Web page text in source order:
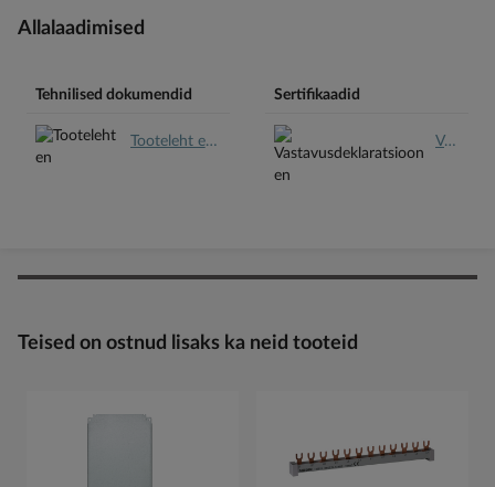
Allalaadimised
Tehnilised dokumendid
Tooteleht en.pdf
Sertifikaadid
Vastavusdeklaratsioon en.pdf
Teised on ostnud lisaks ka neid tooteid